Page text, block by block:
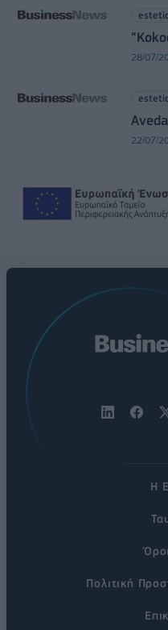
28/07/
22/07/
Η
Πολιτική